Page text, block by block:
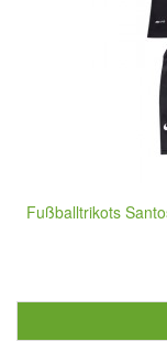
Fußballtrikots